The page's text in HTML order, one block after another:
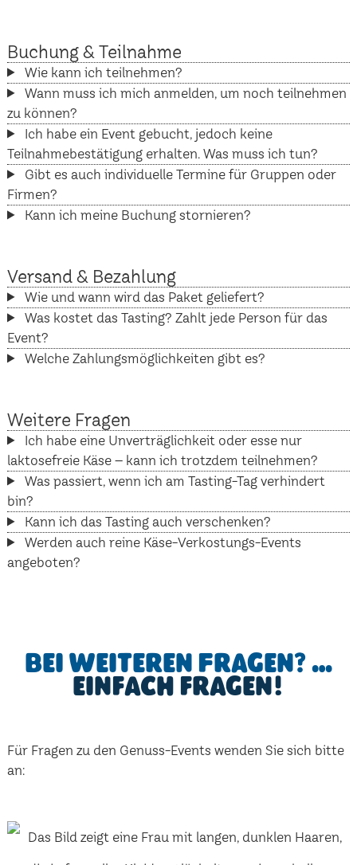
Buchung & Teilnahme
Wie kann ich teilnehmen?
Wann muss ich mich anmelden, um noch teilnehmen
zu können?
Ich habe ein Event gebucht, jedoch keine
Teilnahmebestätigung erhalten. Was muss ich tun?
Gibt es auch individuelle Termine für Gruppen oder
Firmen?
Kann ich meine Buchung stornieren?
Versand & Bezahlung
Wie und wann wird das Paket geliefert?
Was kostet das Tasting? Zahlt jede Person für das
Event?
Welche Zahlungsmöglichkeiten gibt es?
Weitere Fragen
Ich habe eine Unverträglichkeit oder esse nur
laktosefreie Käse – kann ich trotzdem teilnehmen?
Was passiert, wenn ich am Tasting-Tag verhindert
bin?
Kann ich das Tasting auch verschenken?
Werden auch reine Käse-Verkostungs-Events
angeboten?
Bei weiteren Fragen? …
einfach fragen!
Für Fragen zu den Genuss-Events wenden Sie sich bitte
an: